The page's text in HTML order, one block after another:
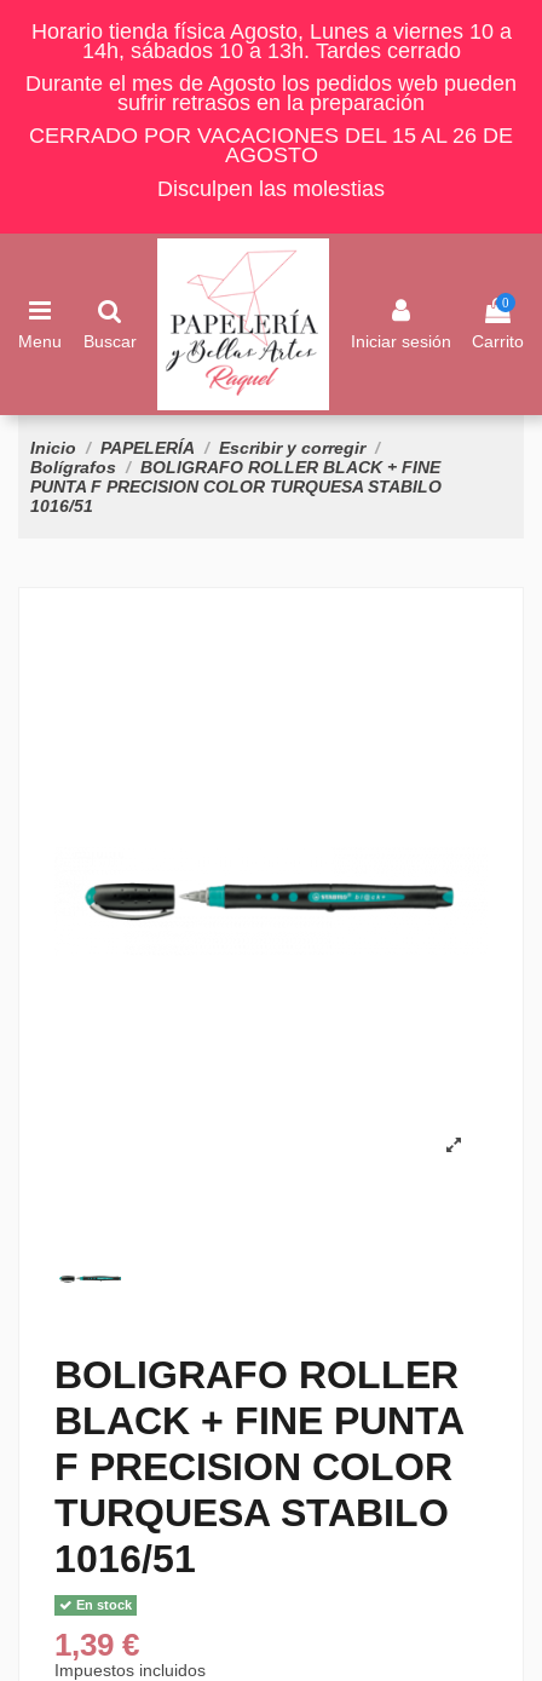
Horario tienda física Agosto, Lunes a viernes 10 a
14h, sábados 10 a 13h. Tardes cerrado
Durante el mes de Agosto los pedidos web pueden
sufrir retrasos en la preparación
CERRADO POR VACACIONES DEL 15 AL 26 DE
AGOSTO
Disculpen las molestias
Menu Buscar Iniciar sesión
0
Carrito
Inicio PAPELERÍA
Escribir y corregir
Bolígrafos
BOLIGRAFO ROLLER BLACK + FINE
PUNTA F PRECISION COLOR TURQUESA STABILO
1016/51
BOLIGRAFO ROLLER
BLACK + FINE PUNTA
F PRECISION COLOR
TURQUESA STABILO
1016/51
En stock
1,39 €
Impuestos incluidos